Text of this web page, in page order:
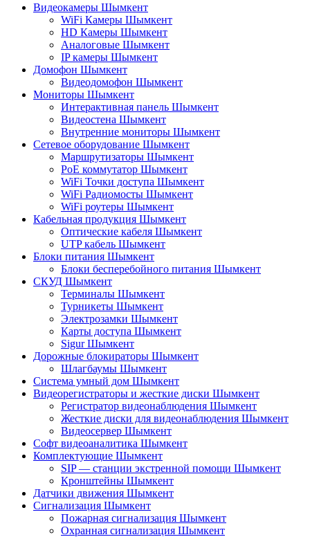
Видеокамеры Шымкент
WiFi Камеры Шымкент
HD Камеры Шымкент
Аналоговые Шымкент
IP камеры Шымкент
Домофон Шымкент
Видеодомофон Шымкент
Мониторы Шымкент
Интерактивная панель Шымкент
Видеостена Шымкент
Внутренние мониторы Шымкент
Сетевое оборудование Шымкент
Маршрутизаторы Шымкент
PoE коммутатор Шымкент
WiFi Точки доступа Шымкент
WiFi Радиомосты Шымкент
WiFi роутеры Шымкент
Кабельная продукция Шымкент
Оптические кабеля Шымкент
UTP кабель Шымкент
Блоки питания Шымкент
Блоки бесперебойного питания Шымкент
СКУД Шымкент
Терминалы Шымкент
Турникеты Шымкент
Электрозамки Шымкент
Карты доступа Шымкент
Sigur Шымкент
Дорожные блокираторы Шымкент
Шлагбаумы Шымкент
Система умный дом Шымкент
Видеорегистраторы и жесткие диски Шымкент
Регистратор видеонаблюдения Шымкент
Жесткие диски для видеонаблюдения Шымкент
Видеосервер Шымкент
Софт видеоаналитика Шымкент
Комплектующие Шымкент
SIP — станции экстренной помощи Шымкент
Кронштейны Шымкент
Датчики движения Шымкент
Сигнализация Шымкент
Пожарная сигнализация Шымкент
Охранная сигнализация Шымкент